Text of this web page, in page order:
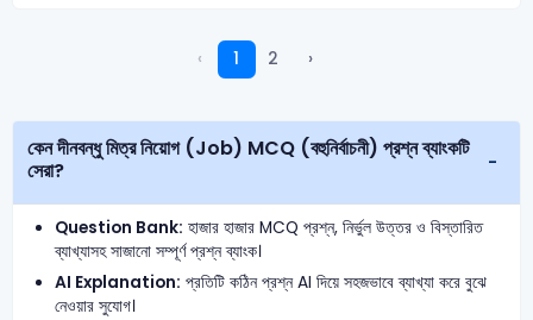
‹ 1 2 ›
কেন দীনবন্ধু মিত্র নিয়োগ (Job) MCQ (বহুনির্বাচনী) প্রশ্ন ব্যাংকটি
সেরা?
Question Bank: হাজার হাজার MCQ প্রশ্ন, নির্ভুল উত্তর ও বিস্তারিত
ব্যাখ্যাসহ সাজানো সম্পূর্ণ প্রশ্ন ব্যাংক।
AI Explanation: প্রতিটি কঠিন প্রশ্ন AI দিয়ে সহজভাবে ব্যাখ্যা করে বুঝে
নেওয়ার সুযোগ।